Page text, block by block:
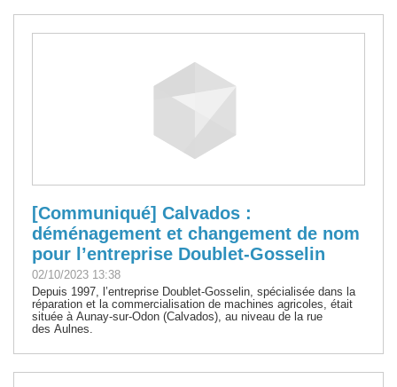
[Communiqué] Calvados :
déménagement et changement de nom
pour l’entreprise Doublet-Gosselin
02/10/2023 13:38
Depuis 1997, l’entreprise Doublet-Gosselin, spécialisée dans la
réparation et la commercialisation de machines agricoles, était
située à Aunay-sur-Odon (Calvados), au niveau de la rue
des Aulnes.